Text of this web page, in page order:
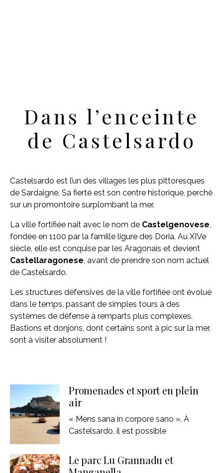
Dans l’enceinte
de Castelsardo
Castelsardo est l’un des villages les plus pittoresques
de Sardaigne. Sa fierté est son centre historique, perché
sur un promontoire surplombant la mer.
La ville fortifiée naît avec le nom de Castelgenovese
fondée en 1100 par la famille ligure des Doria. Au XIVe
siècle, elle est conquise par les Aragonais et devient
Castellaragonese , avant de prendre son nom actuel
de Castelsardo.
Les structures défensives de la ville fortifiée ont évolué
dans le temps, passant de simples tours à des
systèmes de défense à remparts plus complexes.
Bastions et donjons, dont certains sont à pic sur la mer,
sont à visiter absolument !
Promenades et sport en plein
air
« Mens sana in corpore sano ». À
Castelsardo, il est possible
Le parc Lu Grannadu et